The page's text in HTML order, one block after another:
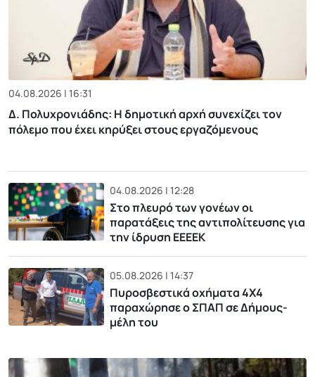
04.08.2026 | 16:31
Δ. Πολυχρονιάδης: Η δημοτική αρχή συνεχίζει τον
πόλεμο που έχει κηρύξει στους εργαζόμενους
04.08.2026 | 12:28
Στο πλευρό των γονέων οι
παρατάξεις της αντιπολίτευσης για
την ίδρυση ΕΕΕΕΚ
05.08.2026 | 14:37
Πυροσβεστικά οχήματα 4Χ4
παραχώρησε ο ΣΠΑΠ σε Δήμους-
μέλη του